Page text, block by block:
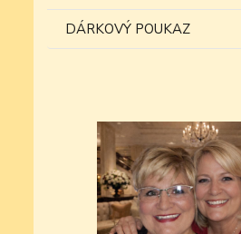
DÁRKOVÝ POUKAZ